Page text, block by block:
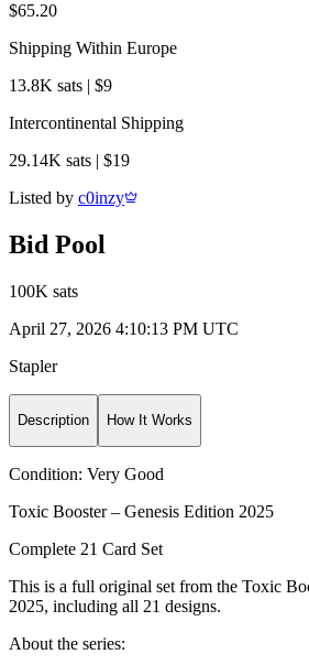
$65.20
Shipping Within Europe
13.8K sats | $9
Intercontinental Shipping
29.14K sats | $19
Listed by c0inzy
Bid Pool
100K sats
April 27, 2026 4:10:13 PM UTC
Stapler
Description How It Works
Condition: Very Good
Toxic Booster – Genesis Edition 2025
Complete 21 Card Set
This is a full original set from the Toxic
2025, including all 21 designs.
About the series: